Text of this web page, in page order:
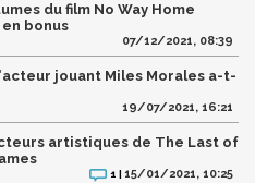
du film No Way Home
bonus
07/12/2021, 08:39
jouant Miles Morales a-t-
19/07/2021, 16:21
artistiques de The Last of
1 | 15/01/2021, 10:25